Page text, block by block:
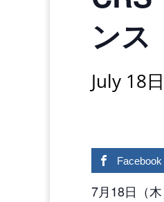
ンス
July 18
Facebook
7月18日（